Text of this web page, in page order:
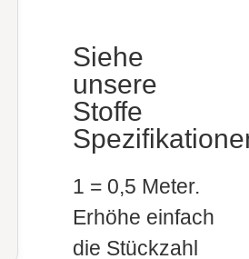
Siehe
unsere
Stoffe
1 = 0,5 Meter.
Erhöhe einfach
die Stückzahl